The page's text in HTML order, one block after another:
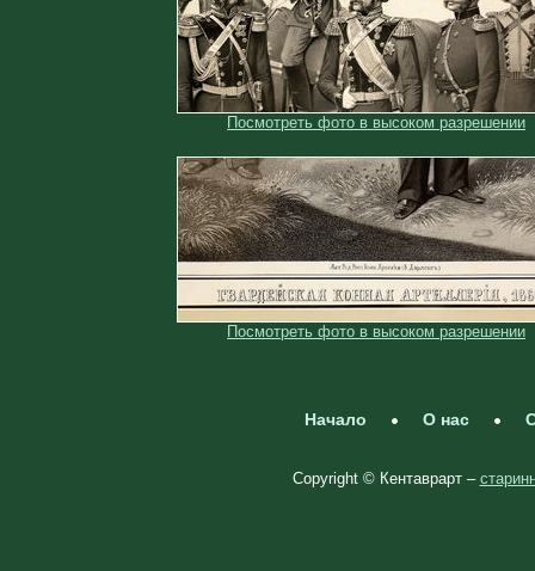
Посмотреть фото в высоком разрешении
Посмотреть фото в высоком разрешении
Начало О нас
Copyright © Кентаврарт –